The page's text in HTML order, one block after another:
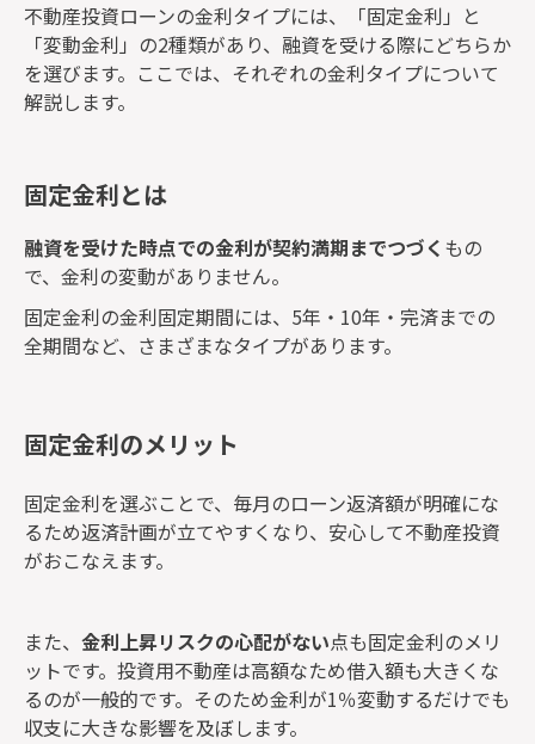
不動産投資ローンの金利タイプには、「固定金利」と
「変動金利」の2種類があり、融資を受ける際にどちらか
を選びます。ここでは、それぞれの金利タイプについて
解説します。
固定金利とは
融資を受けた時点での金利が契約満期までつづく もの
で、金利の変動がありません。
固定金利の金利固定期間には、5年・10年・完済までの
全期間など、さまざまなタイプがあります。
固定金利のメリット
固定金利を選ぶことで、毎月のローン返済額が明確にな
るため返済計画が立てやすくなり、安心して不動産投資
がおこなえます。
また、 金利上昇リスクの心配がない点も固定金利のメリ
ットです。投資用不動産は高額なため借入額も大きくな
るのが一般的です。そのため金利が1％変動するだけでも
収支に大きな影響を及ぼします。